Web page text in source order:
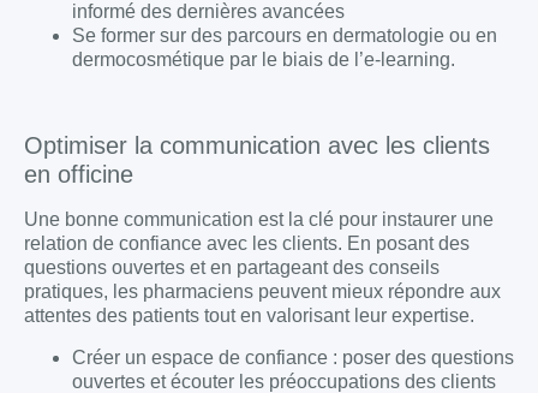
informé des dernières avancées
Se former sur des parcours en dermatologie ou en
dermocosmétique par le biais de l’e-learning.
Optimiser la communication avec les clients
en officine
Une bonne communication est la clé pour instaurer une
relation de confiance avec les clients. En posant des
questions ouvertes et en partageant des conseils
pratiques, les pharmaciens peuvent mieux répondre aux
attentes des patients tout en valorisant leur expertise.
Créer un espace de confiance : poser des questions
ouvertes et écouter les préoccupations des clients